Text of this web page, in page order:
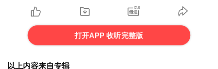
打开APP 收听完整版
以上内容来自专辑